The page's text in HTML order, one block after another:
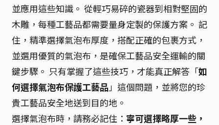
並應用這些知識。 從輕巧易碎的瓷器到相對堅固的
木雕，每種工藝品都需要量身定製的保護方案。 記
住，精準選擇氣泡布厚度，搭配正確的包裹方式，
並選用優質的氣泡布，是確保工藝品安全運輸的關
鍵步驟。 只有掌握了這些技巧，才能真正解答「如
何選擇氣泡布保護工藝品」這個問題，並將您的珍
貴工藝品安全地送到目的地。
選擇氣泡布時，請務必記住： 寧可選擇略厚一些，